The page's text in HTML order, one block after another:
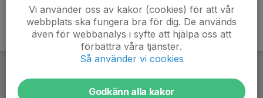
Vi använder oss av kakor (cookies) för att vår
webbplats ska fungera bra för dig. De används
även för webbanalys i syfte att hjälpa oss att
förbättra våra tjänster.
Så använder vi cookies
Godkänn alla kakor